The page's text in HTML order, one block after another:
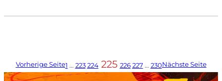
Vorherige Seite1 … 223 224 225 226 227 … 230Nächste Seite